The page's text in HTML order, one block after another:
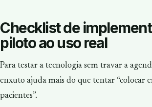
Checklist de
piloto ao uso real
Para testar a tecnologia sem travar a
enxuto ajuda mais do que tentar “colocar
pacientes”.